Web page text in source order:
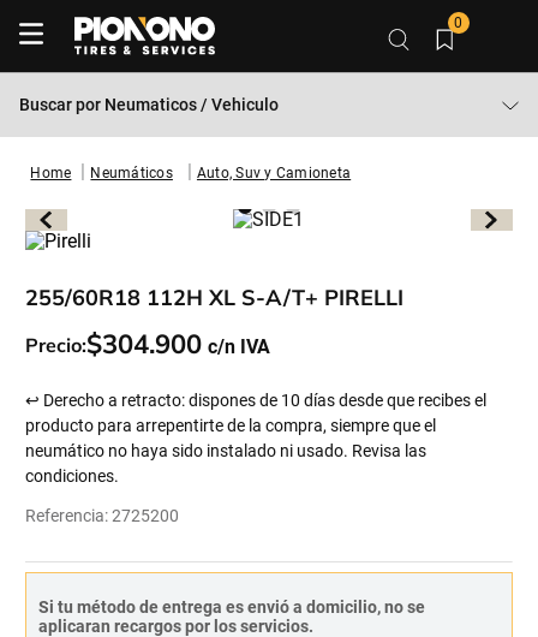
0
Buscar por Neumaticos / Vehiculo
Neumáticos Auto, Suv y Camioneta
255/60R18 112H XL S-A/T+ PIRELLI
Precio:$304.900
↩ Derecho a retracto: dispones de 10 días desde que recibes el
producto para arrepentirte de la compra, siempre que el
neumático no haya sido instalado ni usado. Revisa las
condiciones.
Referencia:2725200
Si tu método de entrega es envió a domicilio, no se
aplicaran recargos por los servicios.